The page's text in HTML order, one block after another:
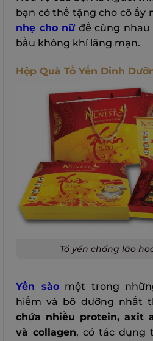
bạn có thể tặng cho cô ấy
nhẹ cho nữđể cùng nhau
bầu không khí lãng mạn.
Hộp Quà Tổ Yến Dinh
Tổ yến chống lão
Yến sàomột trong
hiếm và bổ dưỡng nhất
chứa nhiều protein, axit
và collagen, có tác dụng